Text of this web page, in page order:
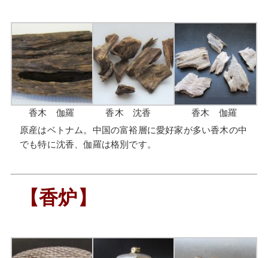
香木 伽羅 香木 沈香
香木 伽羅
原産はベトナム。中国の富裕層に愛好家が多い香木の中
でも特に沈香、伽羅は格別です。
【香炉】